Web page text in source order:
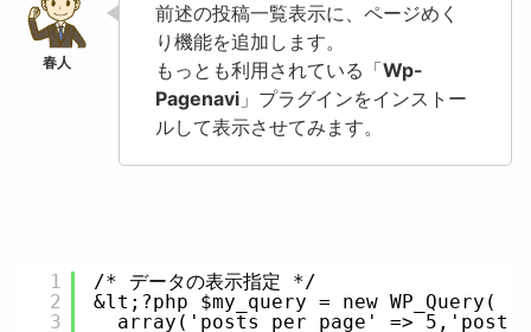
前述の投稿一覧表示に、ページめく
り機能を追加します。
もっとも利用されている「Wp-
Pagenavi 」プラグインをインストー
ルして表示させてみます。
1
2
3
/* データの表示指定 */
&lt;?php $my_query = new WP_Query(
array('posts_per_page' =>